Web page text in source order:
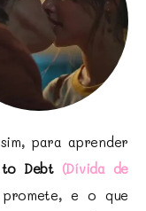
para aprender
Debt (Dívida de
promete, e o que